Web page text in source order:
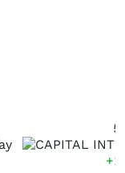
5